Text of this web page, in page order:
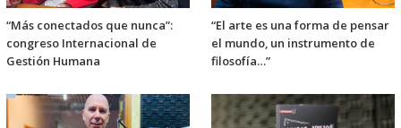
“Más conectados que nunca”:
congreso Internacional de
Gestión Humana
“El arte es una forma de pensar
el mundo, un instrumento de
filosofía…”